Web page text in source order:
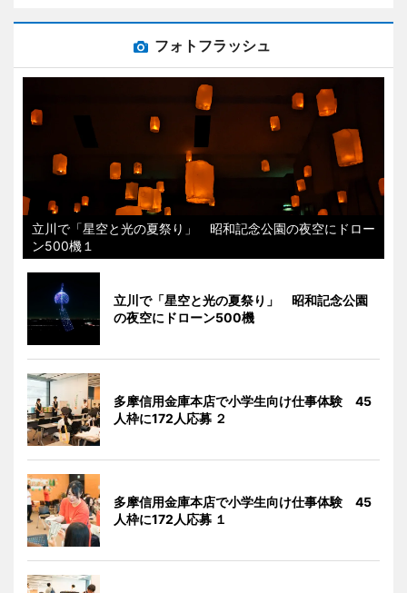
フォトフラッシュ
立川で「星空と光の夏祭り」 昭和記念公園の夜空にドロー
ン500機１
立川で「星空と光の夏祭り」 昭和記念公園
の夜空にドローン500機
多摩信用金庫本店で小学生向け仕事体験 45
人枠に172人応募 ２
多摩信用金庫本店で小学生向け仕事体験 45
人枠に172人応募 １